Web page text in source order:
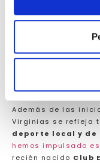
Tarragona. El
de 2019, y
Fiesta
CEH
Además de las
Virginias se refleja
deporte local y de
hemos impulsado
recién nacido Club